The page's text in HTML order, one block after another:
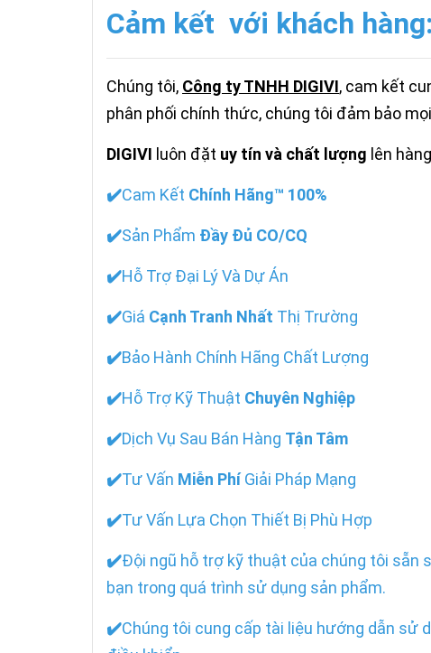
Cảm kết với khách hàng:
Chúng tôi, Công ty TNHH DIGIVI, cam kết
phân phối chính thức, chúng tôi đảm bảo
DIGIVI luôn đặt uy tín và chất lượng lên
✔️Cam Kết Chính Hãng™ 100%
✔️Sản Phẩm Đầy Đủ CO/CQ
✔️Hỗ Trợ Đại Lý Và Dự Án
✔️Giá Cạnh Tranh Nhất Thị Trường
✔️Bảo Hành Chính Hãng Chất Lượng
✔️Hỗ Trợ Kỹ Thuật Chuyên Nghiệp
✔️Dịch Vụ Sau Bán Hàng Tận Tâm
✔️Tư Vấn Miễn PhíGiải Pháp Mạng
✔️Tư Vấn Lựa Chọn Thiết Bị Phù Hợp
✔️Đội ngũ hỗ trợ kỹ thuật của chúng tôi sẵn
bạn trong quá trình sử dụng sản phẩm.
✔️Chúng tôi cung cấp tài liệu hướng dẫn sử